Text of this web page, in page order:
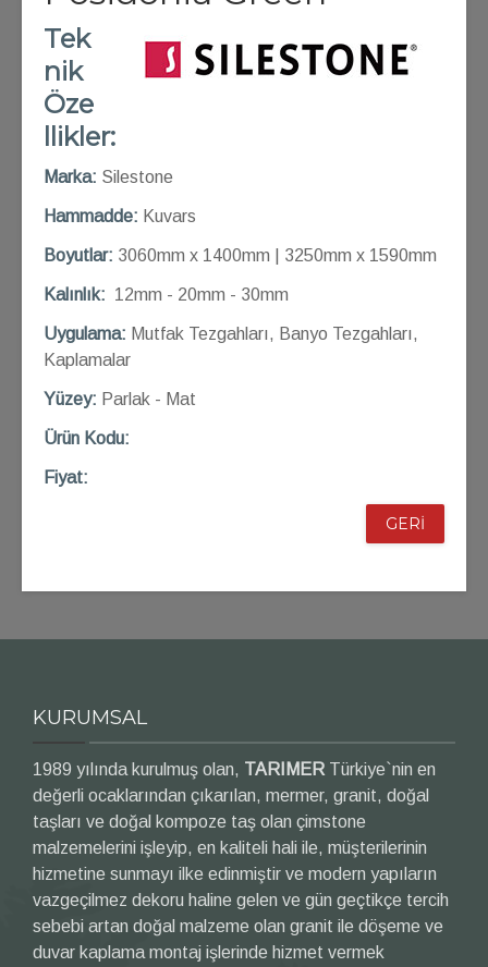
Tek
nik
Öze
llikler:
Marka: Silestone
Hammadde: Kuvars
Boyutlar: 3060mm x 1400mm | 3250mm x 1590mm
Kalınlık: 12mm - 20mm - 30mm
Uygulama: Mutfak Tezgahları, Banyo Tezgahları,
Kaplamalar
Yüzey: Parlak - Mat
Ürün Kodu:
Fiyat:
GERİ
KURUMSAL
1989 yılında kurulmuş olan, TARIMER Türkiye`nin en
değerli ocaklarından çıkarılan, mermer, granit, doğal
taşları ve doğal kompoze taş olan çimstone
malzemelerini işleyip, en kaliteli hali ile, müşterilerinin
hizmetine sunmayı ilke edinmiştir ve modern yapıların
vazgeçilmez dekoru haline gelen ve gün geçtikçe tercih
sebebi artan doğal malzeme olan granit ile döşeme ve
duvar kaplama montaj işlerinde hizmet vermek